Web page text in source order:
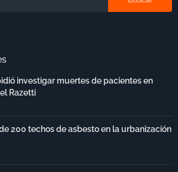
investigar muertes de pacientes en
Razetti
200 techos de asbesto en la urbanización